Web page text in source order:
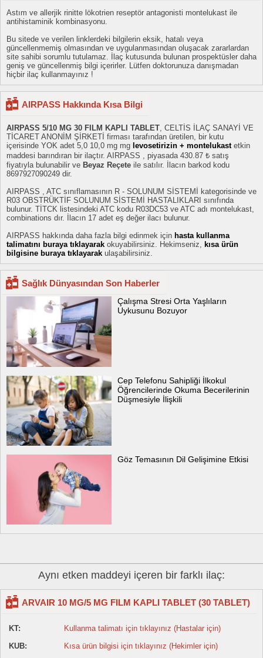
Astım ve allerjik rinitte lökotrien reseptör antagonisti montelukast ile
antihistaminik kombinasyonu.
Bu sitede ve verilen linklerdeki bilgilerin eksik, hatalı veya
güncellenmemiş olmasından ve uygulanmasından oluşacak zararlardan
site sahibi sorumlu tutulamaz. İlaç kutusunda bulunan prospektüsler daha
geniş ve güncellenmiş bilgi içerirler. Lütfen doktorunuza danışmadan
hiçbir ilaç kullanmayınız !
AIRPASS Hakkında Kısa Bilgi
AIRPASS 5/10 MG 30 FILM KAPLI TABLET, CELTİS İLAÇ SANAYİ VE
TİCARET ANONİM ŞİRKETİ firması tarafından üretilen, bir kutu
içerisinde YOK adet 5,0 10,0 mg mg levosetirizin + montelukastetkin
maddesi barındıran bir ilaçtır. AIRPASS , piyasada 430.87 ₺ satış
fiyatıyla bulunabilir ve Beyaz Reçete ile satılır. İlacın barkod kodu
8697927090249 dir.
AIRPASS , ATC sınıflamasının R - SOLUNUM SİSTEMİ kategorisinde ve
R03 OBSTRÜKTİF SOLUNUM SİSTEMİ HASTALIKLARI sınıfında
bulunur. TİTCK listesindeki ATC kodu R03DC53 ve ATC adı montelukast,
combinations dır. İlacın 17 adet eş değer ilacı bulunur.
AIRPASS hakkında daha fazla bilgi edinmek için hasta kullanma
talimatını buraya tıklayarak okuyabilirsiniz. Hekimseniz, kısa ürün
bilgisine buraya tıklayarak ulaşabilirsiniz.
Sağlık Dünyasından Son Haberler
Çalışma Stresi Orta Yaşlıların
Uykusunu Bozuyor
Cep Telefonu Sahipliği İlkokul
Öğrencilerinde Okuma Becerilerinin
Düşmesiyle İlişkili
Göz Temasının Dil Gelişimine Etkisi
Aynı etken maddeyi içeren bir farklı ilaç:
ARVAIR 10 MG/5 MG FILM KAPLI TABLET (30 TABLET)
KT:
Kullanma talimatı için tıklayınız (Hastalar için)
KUB:
Kısa ürün bilgisi için tıklayınız (Hekimler için)